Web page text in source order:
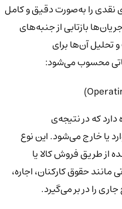
را به‌صورت دقیق و کامل
بازتابی از جنبه‌های
آن‌ها برای
محسوب می‌شود:
که در نتیجه‌ی
یا خارج می‌شود. این نوع
از طریق فروش کالا یا
حقوق کارکنان، اجاره،
را در بر می‌گیرد.